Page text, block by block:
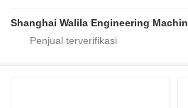
Shanghai Walila Engineering